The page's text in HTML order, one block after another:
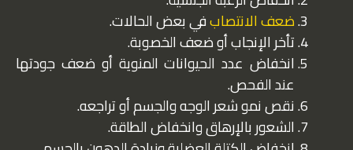
ضعف الانتصابفي بعض الحالات.
تأخر الإنجاب أو ضعف الخصوبة.
انخفاض عدد الحيوانات المنوية أو ضعف جودتها
عند الفحص.
نقص نمو شعر الوجه والجسم أو تراجعه.
الشعور بالإرهاق وانخفاض الطاقة.